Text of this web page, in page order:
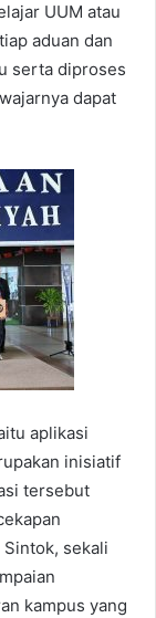
UUM atau
aduan dan
serta diproses
dapat
aplikasi
inisiatif
tersebut
sekali
kampus yang